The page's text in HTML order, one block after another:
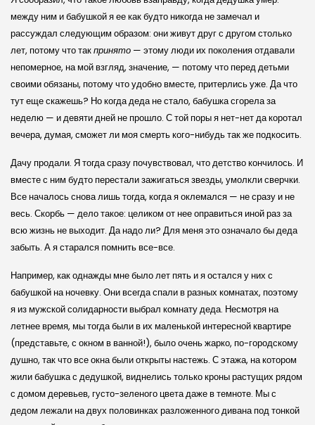
между ним и бабушкой я ее как будто никогда не замечал и
рассуждал следующим образом: они живут друг с другом столько
лет, потому что такпринято — этому люди их поколения отдавали
непомерное, на мой взгляд, значение, — потому что перед детьми
своими обязаны, потому что удобно вместе, притерлись уже. Да что
тут еще скажешь? Но когда деда не стало, бабушка сгорела за
неделю — и девяти дней не прошло. С той поры я нет-нет да коротал
вечера, думая, сможет ли моя смерть кого-нибудь так же подкосить.
Дачу продали. Я тогда сразу почувствовал, что детство кончилось. И
вместе с ним будто перестали зажигаться звезды, умолкли сверчки.
Все началось снова лишь тогда, когда я оклемался — не сразу и не
весь. Скорбь — дело такое: целиком от нее оправиться иной раз за
всю жизнь не выходит. Да надо ли? Для меня это означало бы деда
забыть. А я старался помнить все-все.
Например, как однажды мне было лет пять и я остался у них с
бабушкой на ночевку. Они всегда спали в разных комнатах, поэтому
я из мужской солидарности выбрал комнату деда. Несмотря на
летнее время, мы тогда были в их маленькой интересной квартире
(представьте, с окном в ванной!), было очень жарко, по-городскому
душно, так что все окна были открыты настежь. С этажа, на котором
жили бабушка с дедушкой, виднелись только кроны растущих рядом
с домом деревьев, густо-зеленого цвета даже в темноте. Мы с
дедом лежали на двух половинках разложенного дивана под тонкой